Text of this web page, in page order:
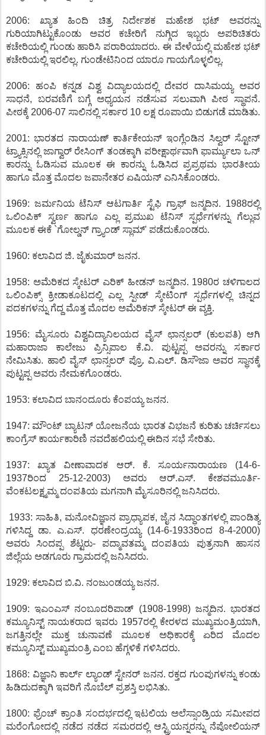
2006: ಖ್ಯಾತ ಹಿಂದಿ ಚಿತ್ರ ನಿರ್ದೇಶಕ ಮಹೇಶ ಭಟ್ ಅವರನ್ನು
ಗುರಿಯಾಗಿಟ್ಟುಕೊಂಡು ಅವರ ಕಚೇರಿಗೆ ನುಗ್ಗಿದ ಇಬ್ಬರು ಅಪರಿಚಿತರು
ಕಚೇರಿಯಲ್ಲಿ ಗುಂಡು ಹಾರಿಸಿ ಪರಾರಿಯಾದರು. ಈ ವೇಳೆಯಲ್ಲಿ ಮಹೇಶ ಭಟ್
ಕಚೇರಿಯಲ್ಲಿ ಇರಲಿಲ್ಲ. ಗುಂಡೇಟಿನಿಂದ ಯಾರೂ ಗಾಯಗೊಳ್ಳಲಿಲ್ಲ.
2006: ಹಂಪಿ ಕನ್ನಡ ವಿಶ್ವ ವಿದ್ಯಾಲಯದಲ್ಲಿ ದೇವರ ದಾಸಿಮಯ್ಯ ಅವರ
ಸಾಧನೆ, ಬರವಣಿಗೆ ಬಗ್ಗೆ ಅಧ್ಯಯನ ನಡೆಸುವ ಸಲುವಾಗಿ ಪೀಠ ಸ್ಥಾಪನೆ.
ಪೀಠಕ್ಕೆ 2006-07 ಸಾಲಿನಲ್ಲಿ ಸರ್ಕಾರ 10 ಲಕ್ಷ ರೂಪಾಯಿ ಬಿಡುಗಡೆ ಮಾಡಿತು.
2001: ಭಾರತದ ನಾರಾಯಣ್ ಕಾರ್ತಿಕೇಯನ್ ಇಂಗ್ಲೆಂಡಿನ ಸಿಲ್ವರ್ ಸ್ಟೋನ್
ಟ್ರ್ಯಾಕ್ಸಿನಲ್ಲಿ ಜಾಗ್ವಾರ್ ರೇಸಿಂಗ್ ತಂಡಕ್ಕಾಗಿ ಪರೀಕ್ಷಾರ್ಥವಾಗಿ ಫಾರ್ಮ್ಯುಲಾ ಒನ್
ಕಾರನ್ನು ಓಡಿಸುವ ಮೂಲಕ ಈ ಕಾರನ್ನು ಓಡಿಸಿದ ಪ್ರಪ್ರಥಮ ಭಾರತೀಯ
ಹಾಗೂ ಮೊತ್ತ ಮೊದಲ ಜಪಾನೇತರ ಏಷಿಯನ್ ಎನಿಸಿಕೊಂಡರು.
1969: ಜರ್ಮನಿಯ ಟೆನಿಸ್ ಆಟಗಾರ್ತಿ ಸ್ಟೆಫಿ ಗ್ರಾಫ್ ಜನ್ಮದಿನ. 1988ರಲ್ಲಿ
ಒಲಿಂಪಿಕ್ ಸ್ವರ್ಣ ಹಾಗೂ ಎಲ್ಲ ಪ್ರಮುಖ ಟೆನಿಸ್ ಸ್ಪರ್ಧೆಗಳನ್ನು ಗೆಲ್ಲುವ
ಮೂಲಕ ಈಕೆ `ಗೋಲ್ಡನ್ ಗ್ರ್ಯಾಂಡ್ ಸ್ಲಾಮ್' ಪಡೆದುಕೊಂಡರು.
1960: ಕಲಾವಿದ ಜಿ. ಜೈಕುಮಾರ್ ಜನನ.
1958: ಅಮೆರಿಕದ ಸ್ಕೇಟರ್ ಎರಿಕ್ ಹೀಡನ್ ಜನ್ಮದಿನ. 1980ರ ಚಳಿಗಾಲದ
ಒಲಿಂಪಿಕ್ಸ್ ಕ್ರೀಡಾಕೂಟದಲ್ಲಿ ಎಲ್ಲ ಸ್ಪೀಡ್ ಸ್ಕೇಟಿಂಗ್ ಸ್ಪರ್ಧೆಗಳಲ್ಲಿ ಚಿನ್ನದ
ಪದಕಗಳನ್ನು ಗೆದ್ದ ಮೊತ್ತ ಮೊದಲ ಅಮೆರಿಕನ್ ಸ್ಕೇಟರ್ ಈ ವ್ಯಕ್ತಿ.
1956: ಮೈಸೂರು ವಿಶ್ವವಿದ್ಯಾನಿಲಯದ ವೈಸ್ ಛಾನ್ಸಲರ್ (ಕುಲಪತಿ) ಆಗಿ
ಮಹಾರಾಜಾ ಕಾಲೇಜು ಪ್ರಿನ್ಸಿಪಾಲ ಕೆ.ವಿ. ಪುಟ್ಟಪ್ಪ ಅವರನ್ನು ಸರ್ಕಾರ
ನೇಮಿಸಿತು. ಹಾಲಿ ವೈಸ್ ಛಾನ್ಸಲರ್ ಪ್ರೊ. ವಿ.ಎಲ್. ಡಿಸೌಜಾ ಅವರ ಸ್ಥಾನಕ್ಕೆ
ಪುಟ್ಟಪ್ಪ ಅವರು ನೇಮಕಗೊಂಡರು.
1953: ಕಲಾವಿದ ಬಾನಂದೂರು ಕೆಂಪಯ್ಯ ಜನನ.
1947: ಮೌಂಟ್ ಬ್ಯಾಟನ್ ಯೋಜನೆಯ ಭಾರತ ವಿಭಜನೆ ಕುರಿತು ಚರ್ಚಿಸಲು
ಕಾಂಗ್ರೆಸ್ ಕಾರ್ಯಕಾರಿಣಿ ನವದೆಹಲಿಯಲ್ಲಿ ಈದಿನ ಸಭೆ ಸೇರಿತು.
1937: ಖ್ಯಾತ ವೀಣಾವಾದಕ ಆರ್. ಕೆ. ಸೂರ್ಯನಾರಾಯಣ (14-6-
1937ರಿಂದ 25-12-2003) ಅವರು ಆರ್.ಎಸ್. ಕೇಶವಮೂರ್ತಿ-
ವೆಂಕಟಲಕ್ಷ್ಮಮ್ಮ ದಂಪತಿಯ ಮಗನಾಗಿ ಮೈಸೂರಿನಲ್ಲಿ ಜನಿಸಿದರು.
1933: ಸಾಹಿತಿ, ಮನೋವಿಜ್ಞಾನ ಪ್ರಾಧ್ಯಾಪಕ, ಜೈನ ಸಿದ್ಧಾಂತಗಳಲ್ಲಿ ಪಾಂಡಿತ್ಯ
ಗಳಿಸಿದ್ದ ಡಾ. ಎ.ಎಸ್. ಧರಣೇಂದ್ರಯ್ಯ (14-6-1933ರಿಂದ 8-4-2000)
ಅವರು ಸಿಂದಪ್ಪ ಶೆಟ್ಟರು- ಪದ್ಮಾವತಮ್ಮ ದಂಪತಿಯ ಪುತ್ರನಾಗಿ ಹಾಸನ
ಜಿಲ್ಲೆಯ ಅಡಗೂರು ಗ್ರಾಮದಲ್ಲಿ ಜನಿಸಿದರು.
1929: ಕಲಾವಿದ ಬಿ.ವಿ. ನಂಜುಂಡಯ್ಯ ಜನನ.
1909: ಇಎಂಎಸ್ ನಂಬೂದರಿಪಾಡ್ (1908-1998) ಜನ್ಮದಿನ. ಭಾರತದ
ಕಮ್ಯೂನಿಸ್ಟ್ ನಾಯಕರಾದ ಇವರು 1957ರಲ್ಲಿ ಕೇರಳದ ಮುಖ್ಯಮಂತ್ರಿಯಾಗಿ,
ಜಗತ್ತಿನಲ್ಲೇ ಮುಕ್ತ ಚುನಾವಣೆ ಮೂಲಕ ಅಧಿಕಾರಕ್ಕೆ ಏರಿದ ಮೊದಲ
ಕಮ್ಯೂನಿಸ್ಟ್ ಮುಖ್ಯಮಂತ್ರಿ ಎಂಬ ಹೆಗ್ಗಳಿಕೆ ಗಳಿಸಿದರು.
1868: ವಿಜ್ಞಾನಿ ಕಾರ್ಲ್ ಲ್ಯಾಂಡ್ ಸ್ಟೇನರ್ ಜನನ. ರಕ್ತದ ಗುಂಪುಗಳನ್ನು ಕಂಡು
ಹಿಡಿದುದಕ್ಕಾಗಿ ಇವರಿಗೆ ನೊಬೆಲ್ ಪ್ರಶಸ್ತಿ ಲಭಿಸಿತು.
1800: ಫ್ರೆಂಚ್ ಕ್ರಾಂತಿ ಸಂದರ್ಭದಲ್ಲಿ ಇಟಲಿಯ ಅಲೆಸ್ಸಾಂಡ್ರಿಯ ಸಮೀಪದ
ಮರೆಂಗೋದಲ್ಲಿ ನಡೆದ ನಡೆದ ಸಮರದಲ್ಲಿ ಆಸ್ಟ್ರಿಯನ್ನರನ್ನು ನೆಪೋಲಿಯನ್